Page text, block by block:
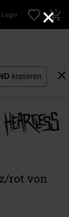
×
Login 0
kopieren
rot von